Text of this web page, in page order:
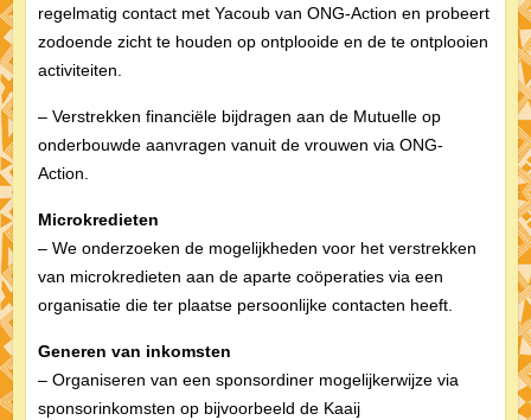
regelmatig contact met Yacoub van ONG-Action en probeert
zodoende zicht te houden op ontplooide en de te ontplooien
activiteiten.
– Verstrekken financiële bijdragen aan de Mutuelle op
onderbouwde aanvragen vanuit de vrouwen via ONG-
Action.
Microkredieten
– We onderzoeken de mogelijkheden voor het verstrekken
van microkredieten aan de aparte coöperaties via een
organisatie die ter plaatse persoonlijke contacten heeft.
Generen van inkomsten
– Organiseren van een sponsordiner mogelijkerwijze via
sponsorinkomsten op bijvoorbeeld de Kaaij